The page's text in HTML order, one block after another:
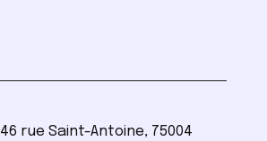
46 rue Saint-Antoine, 75004